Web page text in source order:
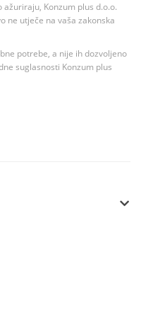
Konzum plus d.o.o.
ne utječe na vaša zakonska
potrebe, a nije ih dozvoljeno
suglasnosti Konzum plus